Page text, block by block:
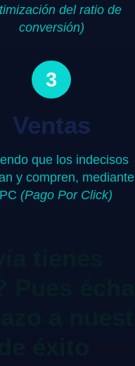
del ratio de
conversión)
3
Ventas
que los indecisos
y compren, mediante
(Pago Por Click)